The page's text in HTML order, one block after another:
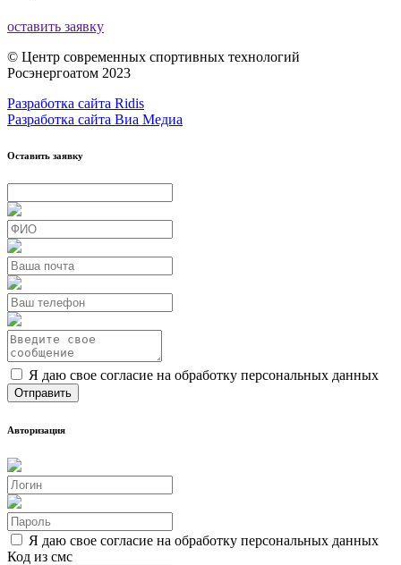
оставить заявку
© Центр современных спортивных технологий
Росэнергоатом 2023
Разработка сайта Ridis
Разработка сайта Виа Медиа
Оставить заявку
Я даю свое согласие на обработку персональных данных
Авторизация
Я даю свое согласие на обработку персональных данных
Код из смс